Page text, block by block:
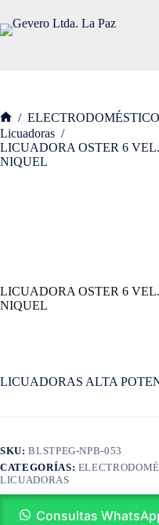
contenido
Inicio
/
Licuadoras /
LICUADORA OSTER 6
NIQUEL
LICUADORA OSTER 6
NIQUEL
LICUADORAS ALTA
SKU:BLSTPEG-NPB-053
CATEGORÍAS:
LICUADORAS
Consultas